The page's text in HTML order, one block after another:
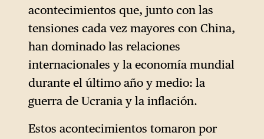
acontecimientos que, junto con las
tensiones cada vez mayores con China,
han dominado las relaciones
internacionales y la economía mundial
durante el último año y medio: la
guerra de Ucrania y la inflación.
Estos acontecimientos tomaron por